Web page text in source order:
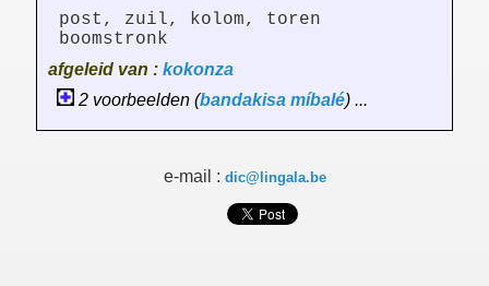
post, zuil, kolom, toren
boomstronk
afgeleid van : kokonza
2 voorbeelden (bandakisa míbalé) ...
e-mail : dic@lingala.be